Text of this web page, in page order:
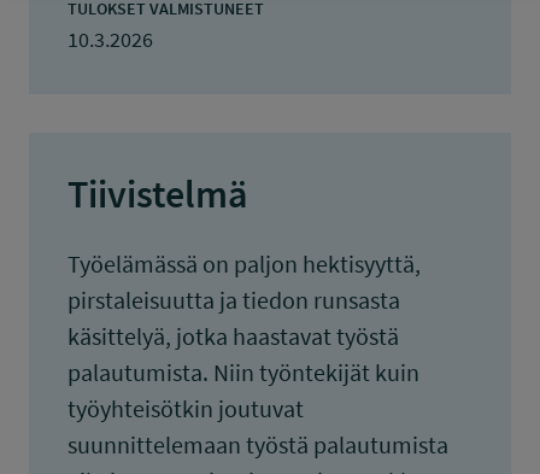
TULOKSET VALMISTUNEET
10.3.2026
Tiivistelmä
Työelämässä on paljon hektisyyttä,
pirstaleisuutta ja tiedon runsasta
käsittelyä, jotka haastavat työstä
palautumista. Niin työntekijät kuin
työyhteisötkin joutuvat
suunnittelemaan työstä palautumista